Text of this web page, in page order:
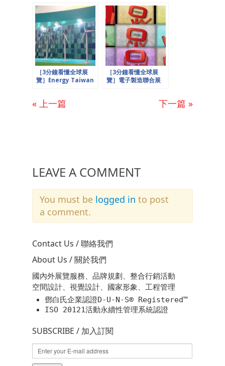
茶、酒、食品最狂組
合，一次購足看足外加
吃足喝足！
［3分鐘看懂全球展
覽］Energy Taiwan
源有關?
［3分鐘看懂全球展
覽］電子製造聯合展
國際科技大廠搶設研發
« 上一篇 下一篇 »
LEAVE A COMMENT
You must be logged in to post
a comment.
Contact Us / 聯絡我們
About Us / 關於我們
國內外展覽服務、品牌規劃、整合行銷活動
空間設計、視覺設計、國家形象、工程管理
鄧白氏企業認證D-U-N-S® Registered™
ISO 20121活動永續性管理系統認證
SUBSCRIBE / 加入訂閱